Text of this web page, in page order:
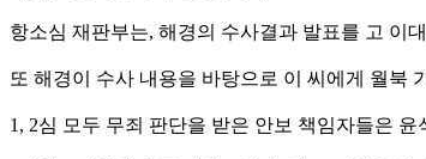
항소심 재판부는, 해경의 수사결과 발표를 고 이
또 해경이 수사 내용을 바탕으로 이 씨에게 월북
1, 2심 모두 무죄 판단을 받은 안보 책임자들은